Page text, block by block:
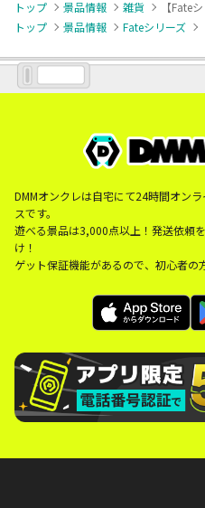
トップ 景品情報 雑貨
トップ
景品情報 Fateシリーズ
DMMオンクレは自宅にて24時間オン
スです。
遊べる景品は3,000点以上！発送依頼
け！
ゲット保証機能があるので、初心者の